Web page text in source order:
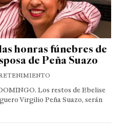
honras fúnebres de
de Peña Suazo
Los restos de Ebelise
Virgilio Peña Suazo, serán